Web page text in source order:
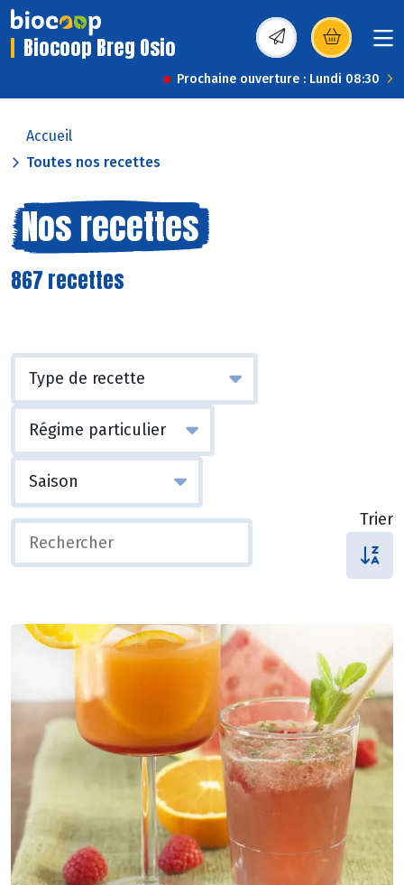
Biocoop Breg Osio (s’ouvre dans une
Prochaine ouverture : Lundi 08:30
Accueil
Toutes nos recettes
Nos recettes
867 recettes
Trier